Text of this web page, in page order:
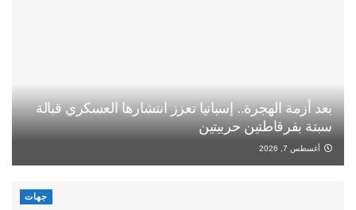
بعد أزمة الهجرة.. إسبانيا تعزز انتشارها العسكري قبالة
سبتة بفرقاطتين حربيتين
أغسطس 7, 2026
جهات